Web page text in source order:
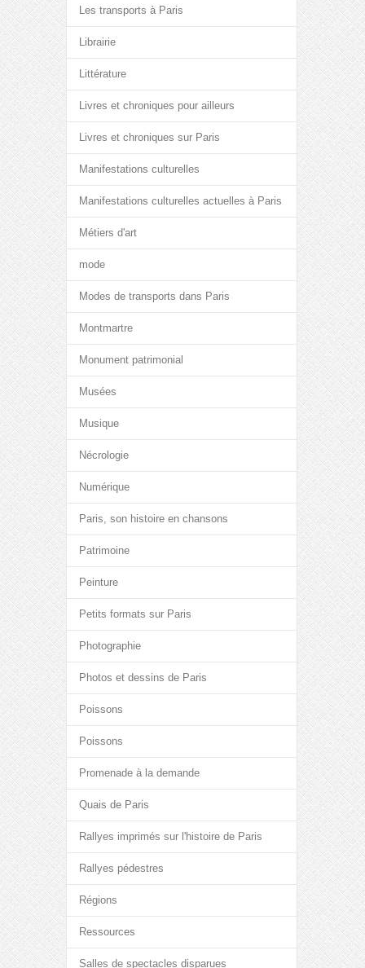
Les transports à Paris
Librairie
Littérature
Livres et chroniques pour ailleurs
Livres et chroniques sur Paris
Manifestations culturelles
Manifestations culturelles actuelles à Paris
Métiers d'art
mode
Modes de transports dans Paris
Montmartre
Monument patrimonial
Musées
Musique
Nécrologie
Numérique
Paris, son histoire en chansons
Patrimoine
Peinture
Petits formats sur Paris
Photographie
Photos et dessins de Paris
Poissons
Poissons
Promenade à la demande
Quais de Paris
Rallyes imprimés sur l'histoire de Paris
Rallyes pédestres
Régions
Ressources
Salles de spectacles disparues